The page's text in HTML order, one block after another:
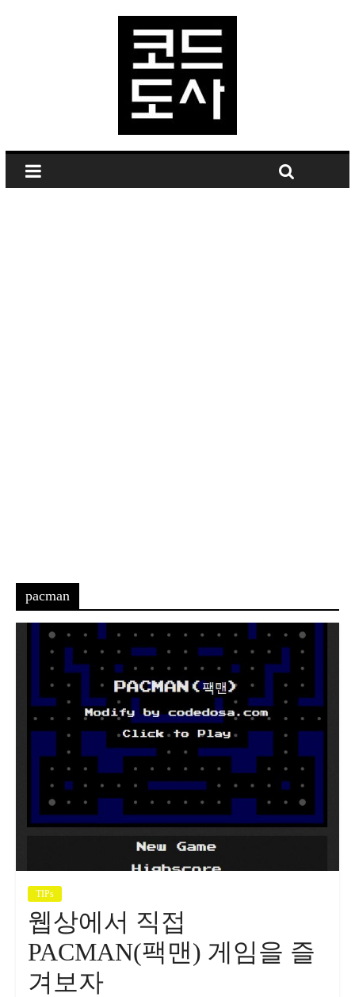
pacman
TIPs
웹상에서 직접
PACMAN(팩맨) 게임을 즐
겨보자